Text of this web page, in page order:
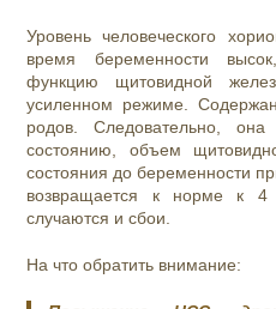
Уровень человеческого
время беременности
функцию щитовидной
усиленном режиме.
родов. Следовательно,
состоянию, объем
состояния до беременности
возвращается к норме к
случаются и сбои.
На что обратить внимание: